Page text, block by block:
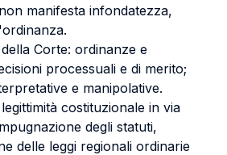
manifesta infondatezza,
Corte: ordinanze e
processuali e di merito;
e manipolative.
costituzionale in via
degli statuti,
delle leggi regionali ordinarie